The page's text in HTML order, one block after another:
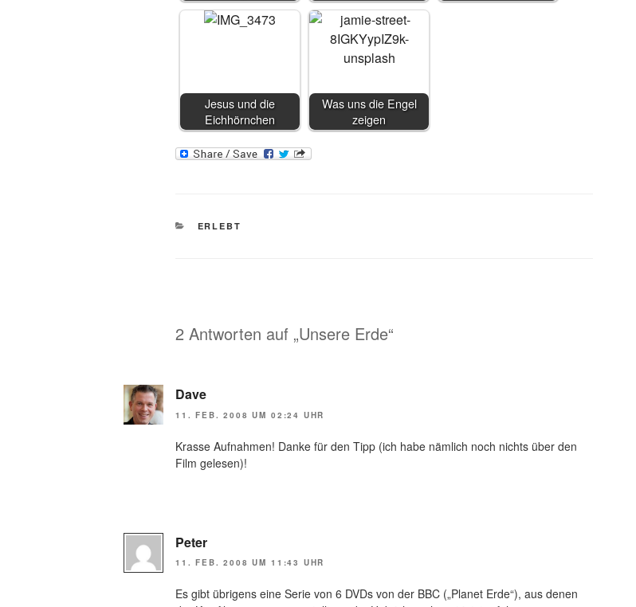
Jesus und die
Eichhörnchen
Was uns die Engel
zeigen
KATEGORIEN
ERLEBT
2 Antworten auf „Unsere Erde“
Dave
11. FEB. 2008 UM 02:24 UHR
Krasse Aufnahmen! Danke für den Tipp (ich habe nämlich noch nichts über den
Film gelesen)!
Peter
11. FEB. 2008 UM 11:43 UHR
Es gibt übrigens eine Serie von 6 DVDs von der BBC („Planet Erde“), aus denen